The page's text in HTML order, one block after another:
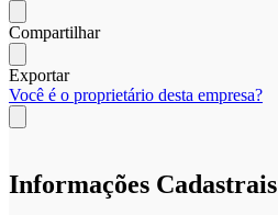
Compartilhar
Exportar
Você é o proprietário desta empresa?
Informações Cadastrais